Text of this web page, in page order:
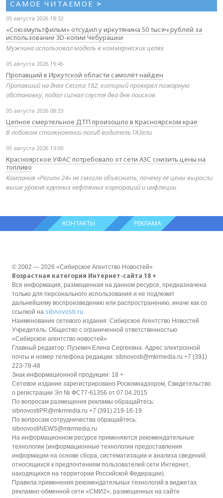
САМОЕ ЧИТАЕМОЕ >
05 августа 2026 18:32
«Союзмультфильм» отсудил у иркутянина 50 тысяч рублей за
использование 3D-копии Чебурашки
Мужчина использовал модель в коммерческих целях
05 августа 2026 19:45
Пропавший в Иркутской области самолёт найден
Пропавший на днях Cessna 182, который проверял пожарную
обстановку, подал сигнал спустя два дня поисков
05 августа 2026 08:33
Цепное смертельное ДТП произошло в Красноярском крае
В лобовом столкновении погиб водитель ГАЗели
05 августа 2026 13:00
Красноярское УФАС потребовало от сети АЗС снизить цены на
топливо
Компания «Регион 24» не смогла объяснить, почему её цены выросли
выше уровня крупных нефтяных корпораций и инфляции
КОНТАКТЫ РЕКЛАМА
© 2002 — 2026 «Сибирское Агентство Новостей»
Возрастная категория Интернет-сайта 18 +
Вся информация, размещенная на данном ресурсе, предназначена
только для персонального использования и не подлежит
дальнейшему воспроизведению или распространению, иначе как со
ссылкой на sibnovosti.ru.
Наименование сетевого издания: Сибирское Агентство Новостей
Учредитель: Общество с ограниченной ответственностью
«Сибирское агентство новостей»
Главный редактор: Пузевич Елена Сергеевна. Адрес электронной
почты и номер телефона редакции: sibnovosti@mkrmedia.ru +7 (391)
223-78-48
Знак информационной продукции: 18 +
Сетевое издание зарегистрировано Роскомнадзором, Свидетельство
о регистрации Эл № ФС77-61356 от 07.04.2015
По вопросам размещения рекламы обращайтесь:
sibnovostiPR@mkrmedia.ru +7 (391) 219-16-19
По вопросам сотрудничества обращайтесь:
sibnovostiNEWS@mkrmedia.ru
На информационном ресурсе применяются рекомендательные
технологии (информационные технологии предоставления
информации на основе сбора, систематизации и анализа сведений,
относящихся к предпочтениям пользователей сети Интернет,
находящихся на территории Российской Федерации).
Правила применения рекомендательных технологий в виджетах
рекламно-обменной сети «СМИ2», размещенных на сайте